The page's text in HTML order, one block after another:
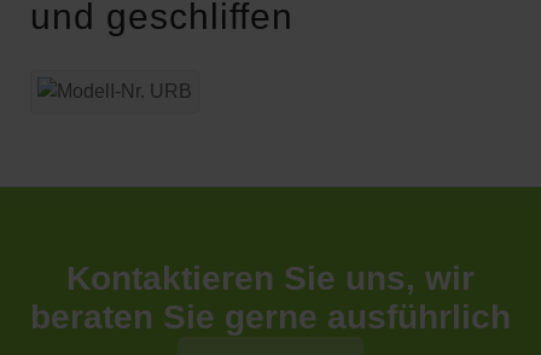
und geschliffen
Kontaktieren Sie uns, wir
beraten Sie gerne ausführlich